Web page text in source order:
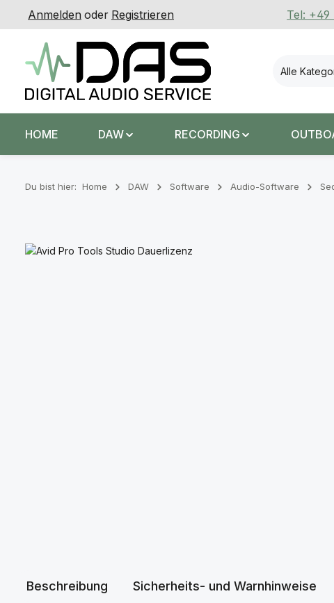
Hauptinhalt springen
Zur Suche springen
Zur Hauptnavigation springen
Anmelden oder Registrieren Tel:
Alle
HOME DAW RECORDING
Du bist hier: Home DAW Software Audio-Software
Bildergalerie überspringen
Beschreibung Sicherheits- und Warnhinweise